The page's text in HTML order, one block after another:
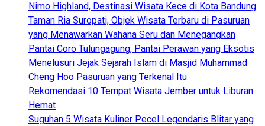
Nimo Highland, Destinasi Wisata Kece di Kota Bandung
Taman Ria Suropati, Objek Wisata Terbaru di Pasuruan
yang Menawarkan Wahana Seru dan Menegangkan
Pantai Coro Tulungagung, Pantai Perawan yang Eksotis
Menelusuri Jejak Sejarah Islam di Masjid Muhammad
Cheng Hoo Pasuruan yang Terkenal Itu
Rekomendasi 10 Tempat Wisata Jember untuk Liburan
Hemat
Suguhan 5 Wisata Kuliner Pecel Legendaris Blitar yang